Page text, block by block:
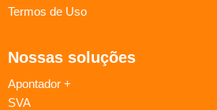
Termos de Uso
Nossas soluções
Apontador +
SVA